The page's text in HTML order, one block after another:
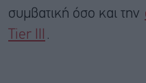
συμβατική όσο και την
Tier III
.